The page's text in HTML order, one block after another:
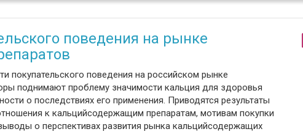
поведения на рынке
покупательского поведения на российском рынке
поднимают проблему значимости кальция для здоровья
о последствиях его применения. Приводятся результаты
к кальцийсодержащим препаратам, мотивам покупки
о перспективах развития рынка кальцийсодержащих